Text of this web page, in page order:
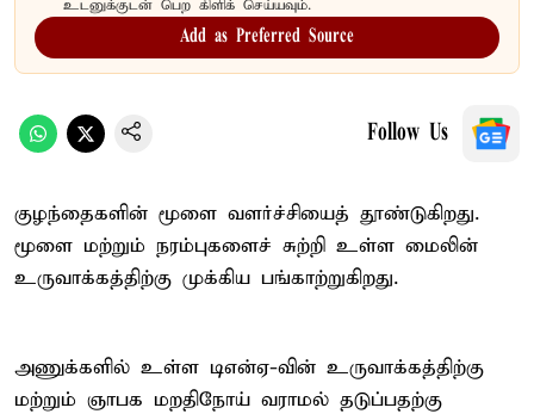
உடனுக்குடன் பெற கிளிக் செய்யவும்.
Add as Preferred Source
Follow Us
குழந்தைகளின் மூளை வளர்ச்சியைத் தூண்டுகிறது.
மூளை மற்றும் நரம்புகளைச் சுற்றி உள்ள மைலின்
உருவாக்கத்திற்கு முக்கிய பங்காற்றுகிறது.
அணுக்களில் உள்ள டிஎன்ஏ-வின் உருவாக்கத்திற்கு
மற்றும் ஞாபக மறதிநோய் வராமல் தடுப்பதற்கு